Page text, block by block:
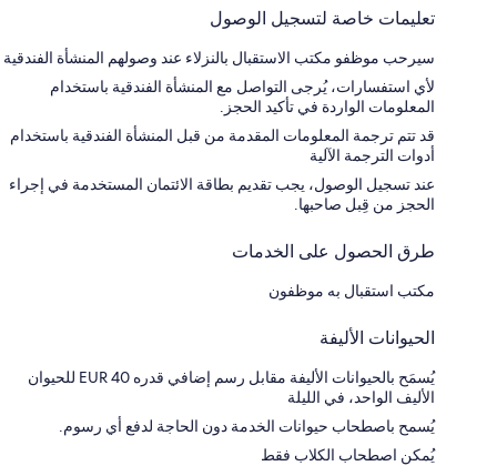
تعليمات خاصة لتسجيل الوصول
سيرحب موظفو مكتب الاستقبال بالنزلاء عند وصولهم المنشأة الفندقية
لأي استفسارات، يُرجى التواصل مع المنشأة الفندقية باستخدام
المعلومات الواردة في تأكيد الحجز.
قد تتم ترجمة المعلومات المقدمة من قبل المنشأة الفندقية باستخدام
أدوات الترجمة الآلية
عند تسجيل الوصول، يجب تقديم بطاقة الائتمان المستخدمة في إجراء
الحجز من قِبل صاحبها.
طرق الحصول على الخدمات
مكتب استقبال به موظفون
الحيوانات الأليفة
يُسمَح بالحيوانات الأليفة مقابل رسم إضافي قدره EUR 40 للحيوان
الأليف الواحد، في الليلة
يُسمح باصطحاب حيوانات الخدمة دون الحاجة لدفع أي رسوم.
يُمكن اصطحاب الكلاب فقط